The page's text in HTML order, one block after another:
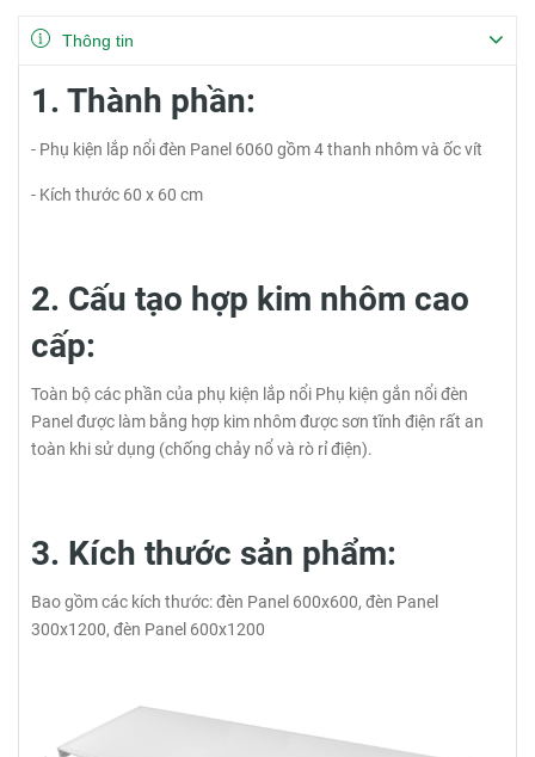
Thông tin
1. Thành phần:
- Phụ kiện lắp nổi đèn Panel 6060 gồm 4 thanh nhôm và ốc vít
- Kích thước 60 x 60 cm
2. Cấu tạo hợp kim nhôm cao
cấp:
Toàn bộ các phần của phụ kiện lắp nổi Phụ kiện gắn nổi đèn
Panel được làm bằng hợp kim nhôm được sơn tĩnh điện rất an
toàn khi sử dụng (chống chảy nổ và rò rỉ điện).
3. Kích thước sản phẩm:
Bao gồm các kích thước: đèn Panel 600x600, đèn Panel
300x1200, đèn Panel 600x1200